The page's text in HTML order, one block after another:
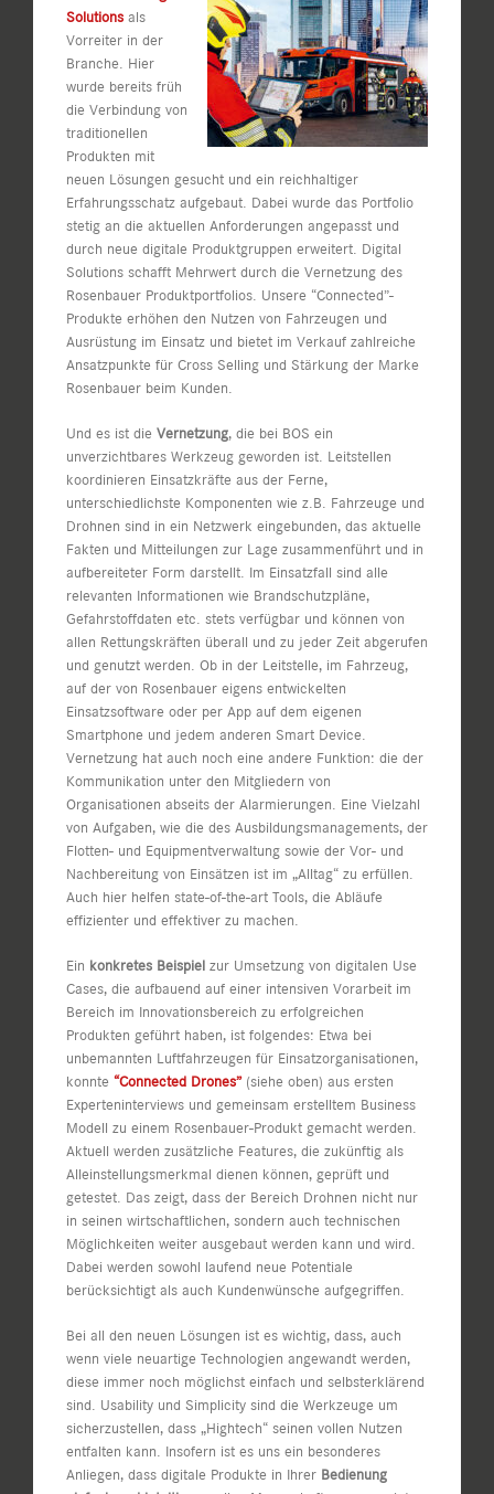
Solutions als
Vorreiter in der
Branche. Hier
wurde bereits früh
die Verbindung von
traditionellen
Produkten mit
neuen Lösungen gesucht und ein reichhaltiger
Erfahrungsschatz aufgebaut. Dabei wurde das Portfolio
stetig an die aktuellen Anforderungen angepasst und
durch neue digitale Produktgruppen erweitert. Digital
Solutions schafft Mehrwert durch die Vernetzung des
Rosenbauer Produktportfolios. Unsere “Connected”-
Produkte erhöhen den Nutzen von Fahrzeugen und
Ausrüstung im Einsatz und bietet im Verkauf zahlreiche
Ansatzpunkte für Cross Selling und Stärkung der Marke
Rosenbauer beim Kunden.
Und es ist die Vernetzung, die bei BOS ein
unverzichtbares Werkzeug geworden ist. Leitstellen
koordinieren Einsatzkräfte aus der Ferne,
unterschiedlichste Komponenten wie z.B. Fahrzeuge und
Drohnen sind in ein Netzwerk eingebunden, das aktuelle
Fakten und Mitteilungen zur Lage zusammenführt und in
aufbereiteter Form darstellt. Im Einsatzfall sind alle
relevanten Informationen wie Brandschutzpläne,
Gefahrstoffdaten etc. stets verfügbar und können von
allen Rettungskräften überall und zu jeder Zeit abgerufen
und genutzt werden. Ob in der Leitstelle, im Fahrzeug,
auf der von Rosenbauer eigens entwickelten
Einsatzsoftware oder per App auf dem eigenen
Smartphone und jedem anderen Smart Device.
Vernetzung hat auch noch eine andere Funktion: die der
Kommunikation unter den Mitgliedern von
Organisationen abseits der Alarmierungen. Eine Vielzahl
von Aufgaben, wie die des Ausbildungsmanagements, der
Flotten- und Equipmentverwaltung sowie der Vor- und
Nachbereitung von Einsätzen ist im „Alltag“ zu erfüllen.
Auch hier helfen state-of-the-art Tools, die Abläufe
effizienter und effektiver zu machen.
Ein konkretes Beispiel zur Umsetzung von digitalen Use
Cases, die aufbauend auf einer intensiven Vorarbeit im
Bereich im Innovationsbereich zu erfolgreichen
Produkten geführt haben, ist folgendes: Etwa bei
unbemannten Luftfahrzeugen für Einsatzorganisationen,
konnte “Connected Drones”(siehe oben) aus ersten
Experteninterviews und gemeinsam erstelltem Business
Modell zu einem Rosenbauer-Produkt gemacht werden.
Aktuell werden zusätzliche Features, die zukünftig als
Alleinstellungsmerkmal dienen können, geprüft und
getestet. Das zeigt, dass der Bereich Drohnen nicht nur
in seinen wirtschaftlichen, sondern auch technischen
Möglichkeiten weiter ausgebaut werden kann und wird.
Dabei werden sowohl laufend neue Potentiale
berücksichtigt als auch Kundenwünsche aufgegriffen.
Bei all den neuen Lösungen ist es wichtig, dass, auch
wenn viele neuartige Technologien angewandt werden,
diese immer noch möglichst einfach und selbsterklärend
sind. Usability und Simplicity sind die Werkzeuge um
sicherzustellen, dass „Hightech“ seinen vollen Nutzen
entfalten kann. Insofern ist es uns ein besonderes
Anliegen, dass digitale Produkte in Ihrer Bedienung